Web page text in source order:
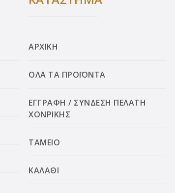
ΑΡΧΙΚΗ
ΟΛΑ ΤΑ ΠΡΟΪΟΝΤΑ
ΕΓΓΡΑΦΗ / ΣΥΝΔΕΣΗ ΠΕΛΑΤΗ
ΧΟΝΡΙΚΗΣ
ΤΑΜΕΙΟ
ΚΑΛΑΘΙ